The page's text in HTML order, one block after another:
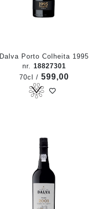
Dalva Porto Colheita 1995
nr. 18827301
70cl / 599,00